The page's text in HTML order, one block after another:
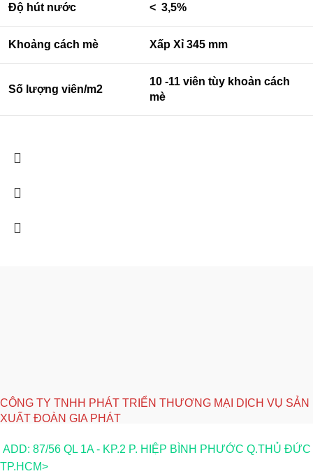
Độ hút nước < 3,5%
Khoảng cách mè Xấp Xỉ 345 mm
Số lượng viên/m2
10 -11 viên tùy khoản cách
mè
CÔNG TY TNHH PHÁT TRIỂN THƯƠNG MẠI DỊCH VỤ SẢN
XUẤT ĐOÀN GIA PHÁT
ADD: 87/56 QL 1A - KP.2 P. HIỆP BÌNH PHƯỚC Q.THỦ ĐỨC
TP.HCM>